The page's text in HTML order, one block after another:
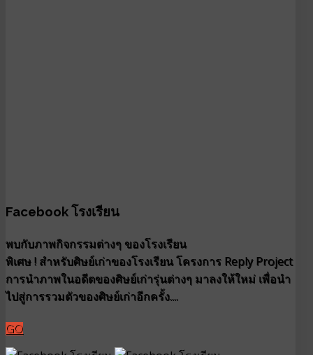
Facebook โรงเรียน
พบกับภาพกิจกรรมต่างๆ ของโรงเรียน
พิเศษ ! สำหรับศิษย์เก่าของโรงเรียน โครงการ Reply Project
การนำภาพในอดีตของศิษย์เก่ารุ่นต่างๆ มาลงให้ใหม่ เพื่อนำ
ไปสู่การรวมตัวของศิษย์เก่าอีกครั้ง....
GO